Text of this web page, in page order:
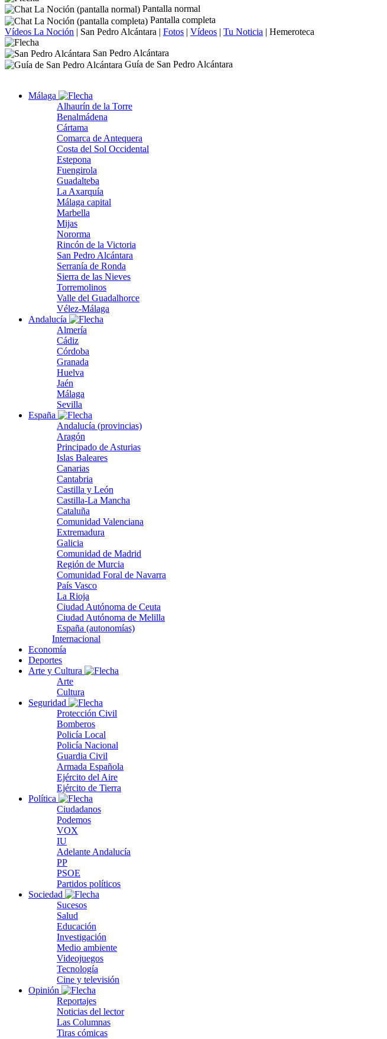
Pantalla normal
Pantalla completa
Vídeos La Noción | San Pedro Alcántara | Fotos | Vídeos | Tu Noticia | Hemeroteca
San Pedro Alcántara
Guía de San Pedro Alcántara
Málaga
Alhaurín de la Torre
Benalmádena
Cártama
Comarca de Antequera
Costa del Sol Occidental
Estepona
Fuengirola
Guadalteba
La Axarquía
Málaga capital
Marbella
Mijas
Nororma
Rincón de la Victoria
San Pedro Alcántara
Serranía de Ronda
Sierra de las Nieves
Torremolinos
Valle del Guadalhorce
Vélez-Málaga
Andalucía
Almería
Cádiz
Córdoba
Granada
Huelva
Jaén
Málaga
Sevilla
España
Andalucía (provincias)
Aragón
Principado de Asturias
Islas Baleares
Canarias
Cantabria
Castilla y León
Castilla-La Mancha
Cataluña
Comunidad Valenciana
Extremadura
Galicia
Comunidad de Madrid
Región de Murcia
Comunidad Foral de Navarra
País Vasco
La Rioja
Ciudad Autónoma de Ceuta
Ciudad Autónoma de Melilla
España (autonomías)
Internacional
Economía
Deportes
Arte y Cultura
Arte
Cultura
Seguridad
Protección Civil
Bomberos
Policía Local
Policía Nacional
Guardia Civil
Armada Española
Ejército del Aire
Ejército de Tierra
Política
Ciudadanos
Podemos
VOX
IU
Adelante Andalucía
PP
PSOE
Partidos políticos
Sociedad
Sucesos
Salud
Educación
Investigación
Medio ambiente
Videojuegos
Tecnología
Cine y televisión
Opinión
Reportajes
Noticias del lector
Las Columnas
Tiras cómicas